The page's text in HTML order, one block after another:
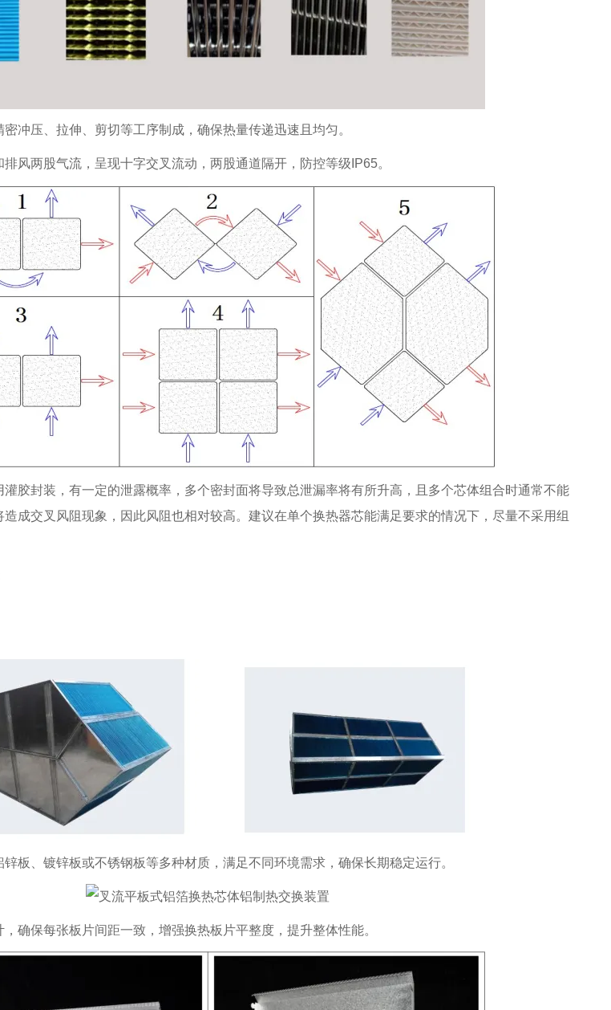
密冲压、拉伸、剪切等工序制成，确保热量传递迅速且均匀。
排风两股气流，呈现十字交叉流动，两股通道隔开，防控等级IP65。
胶封装，有一定的泄露概率，多个密封面将导致总泄漏率将有所升高，且多个芯体组合时通常不能
成交叉风阻现象，因此风阻也相对较高。建议在单个换热器芯能满足要求的情况下，尽量不采用组
锌板、镀锌板或不锈钢板等多种材质，满足不同环境需求，确保长期稳定运行。
，确保每张板片间距一致，增强换热板片平整度，提升整体性能。